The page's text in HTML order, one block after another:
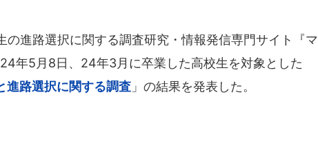
進路選択に関する調査研究・情報発信専門サイト『マ
年5月8日、24年3月に卒業した高校生を対象とした
進路選択に関する調査 」の結果を発表した。